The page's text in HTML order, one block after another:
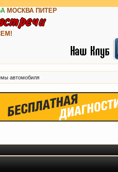
МОСКВА ПИТЕР
автомобиля